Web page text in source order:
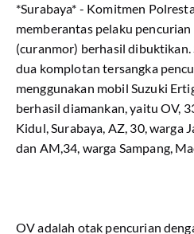
*Surabaya* - Komitmen
memberantas pelaku
(curanmor) berhasil dibuktikan.
dua komplotan tersangka
menggunakan mobil Suzuki
berhasil diamankan, yaitu OV,
Kidul, Surabaya, AZ, 30, warga
dan AM,34, warga Sampang,
OV adalah otak pencurian